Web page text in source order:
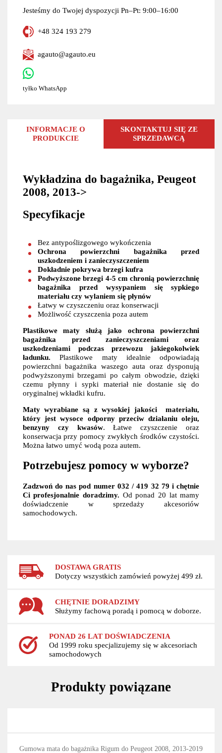
Jesteśmy do Twojej dyspozycji Pn–Pt: 9:00–16:00
+48 324 193 279
agauto@agauto.eu
tyłko WhatsApp
INFORMACJE O
PRODUKCIE
SKONTAKTUJ SIĘ ZE
SPRZEDAWCĄ
Wykładzina do bagażnika, Peugeot
2008, 2013->
Specyfikacje
Bez antypoślizgowego wykończenia
Ochrona powierzchni bagażnika przed
uszkodzeniem i zanieczyszczeniem
Dokładnie pokrywa brzegi kufra
Podwyższone brzegi 4-5 cm chronią powierzchnię
bagażnika przed wysypaniem się sypkiego
materiału czy wylaniem się płynów
Łatwy w czyszczeniu oraz konserwacji
Możliwość czyszczenia poza autem
Plastikowe maty służą jako ochrona powierzchni
bagażnika przed zanieczyszczeniami oraz
uszkodzeniami podczas przewozu jakiegokolwiek
ładunku. Plastikowe maty idealnie odpowiadają
powierzchni bagażnika waszego auta oraz dysponują
podwyższonymi brzegami po całym obwodzie, dzięki
czemu płynny i sypki materiał nie dostanie się do
oryginalnej wkładki kufru.
Maty wyrabiane są z wysokiej jakości materiału,
który jest wysoce odporny przeciw działaniu oleju,
benzyny czy kwasów. Łatwe czyszczenie oraz
konserwacja przy pomocy zwykłych środków czystości.
Można łatwo umyć wodą poza autem.
Potrzebujesz pomocy w wyborze?
Zadzwoń do nas pod numer 032 / 419 32 79 i chętnie
Ci profesjonalnie doradzimy. Od ponad 20 lat mamy
doświadczenie w sprzedaży akcesoriów
samochodowych.
DOSTAWA GRATIS
Dotyczy wszystkich zamówień powyżej 499 zł.
CHĘTNIE DORADZIMY
Służymy fachową poradą i pomocą w doborze.
PONAD 26 LAT DOŚWIADCZENIA
Od 1999 roku specjalizujemy się w akcesoriach
samochodowych
Produkty powiązane
Gumowa mata do bagażnika Rigum do Peugeot 2008, 2013-2019